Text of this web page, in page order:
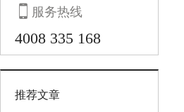
 服务热线
4008 335 168
推荐文章